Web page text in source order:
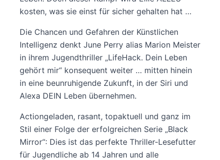
kosten, was sie einst für sicher gehalten hat …
Die Chancen und Gefahren der Künstlichen
Intelligenz denkt June Perry alias Marion Meister
in ihrem Jugendthriller „LifeHack. Dein Leben
gehört mir“ konsequent weiter … mitten hinein
in eine beunruhigende Zukunft, in der Siri und
Alexa DEIN Leben übernehmen.
Actiongeladen, rasant, topaktuell und ganz im
Stil einer Folge der erfolgreichen Serie „Black
Mirror“: Dies ist das perfekte Thriller-Lesefutter
für Jugendliche ab 14 Jahren und alle